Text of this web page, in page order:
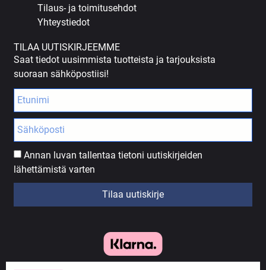
Tilaus- ja toimitusehdot
Yhteystiedot
TILAA UUTISKIRJEEMME
Saat tiedot uusimmista tuotteista ja tarjouksista
suoraan sähköpostiisi!
Annan luvan tallentaa tietoni uutiskirjeiden
lähettämistä varten
Tilaa uutiskirje